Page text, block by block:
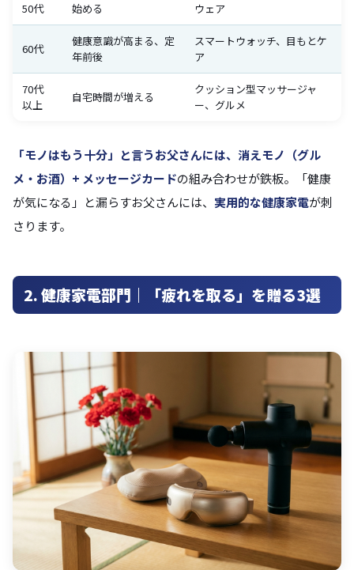
50代 始める ウェア
60代
健康意識が高まる、定
年前後
スマートウォッチ、目もとケ
ア
70代
以上
自宅時間が増える
クッション型マッサージャ
ー、グルメ
「モノはもう十分」と言うお父さんには、消えモノ（グル
メ・お酒）+ メッセージカードの組み合わせが鉄板。「健康
が気になる」と漏らすお父さんには、 実用的な健康家電が刺
さります。
2. 健康家電部門｜「疲れを取る」を贈る3選